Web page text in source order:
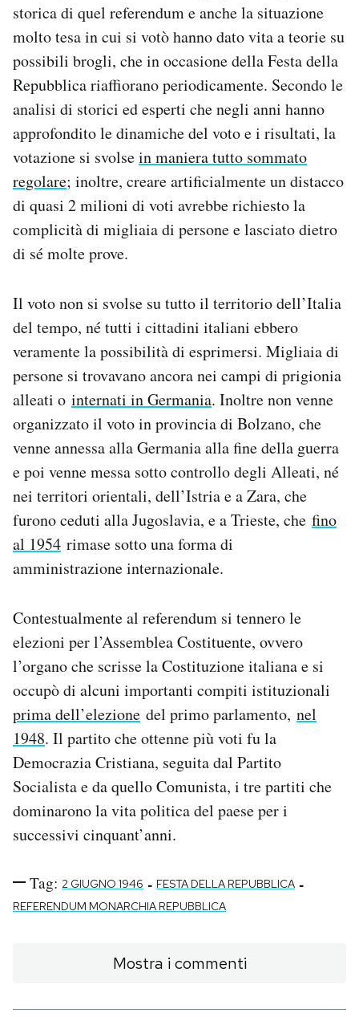
storica di quel referendum e anche la situazione
molto tesa in cui si votò hanno dato vita a teorie su
possibili brogli, che in occasione della Festa della
Repubblica riaffiorano periodicamente. Secondo le
analisi di storici ed esperti che negli anni hanno
approfondito le dinamiche del voto e i risultati, la
votazione si svolsein maniera tutto sommato
regolare; inoltre, creare artificialmente un distacco
di quasi 2 milioni di voti avrebbe richiesto la
complicità di migliaia di persone e lasciato dietro
di sé molte prove.
Il voto non si svolse su tutto il territorio dell’Italia
del tempo, né tutti i cittadini italiani ebbero
veramente la possibilità di esprimersi. Migliaia di
persone si trovavano ancora nei campi di prigionia
alleati o internati in Germania. Inoltre non venne
organizzato il voto in provincia di Bolzano, che
venne annessa alla Germania alla fine della guerra
e poi venne messa sotto controllo degli Alleati, né
nei territori orientali, dell’Istria e a Zara, che
furono ceduti alla Jugoslavia, e a Trieste, che fino
al 1954 rimase sotto una forma di
amministrazione internazionale.
Contestualmente al referendum si tennero le
elezioni per l’Assemblea Costituente, ovvero
l’organo che scrisse la Costituzione italiana e si
occupò di alcuni importanti compiti istituzionali
prima dell’elezione del primo parlamento, nel
1948. Il partito che ottenne più voti fu la
Democrazia Cristiana, seguita dal Partito
Socialista e da quello Comunista, i tre partiti che
dominarono la vita politica del paese per i
successivi cinquant’anni.
Tag: 2 GIUGNO 1946 - FESTA DELLA REPUBBLICA -
REFERENDUM MONARCHIA REPUBBLICA
Mostra i commenti